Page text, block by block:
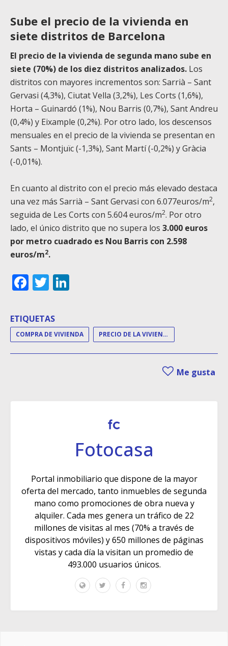
Sube el precio de la vivienda en
siete distritos de Barcelona
El precio de la vivienda de segunda mano sube en
siete (70%) de los diez distritos analizados. Los
distritos con mayores incrementos son: Sarrià – Sant
Gervasi (4,3%), Ciutat Vella (3,2%), Les Corts (1,6%),
Horta – Guinardó (1%), Nou Barris (0,7%), Sant Andreu
(0,4%) y Eixample (0,2%). Por otro lado, los descensos
mensuales en el precio de la vivienda se presentan en
Sants – Montjuïc (-1,3%), Sant Martí (-0,2%) y Gràcia
(-0,01%).
En cuanto al distrito con el precio más elevado destaca
una vez más Sarrià – Sant Gervasi con 6.077euros/m2,
seguida de Les Corts con 5.604 euros/m2. Por otro
lado, el único distrito que no supera los 3.000 euros
por metro cuadrado es Nou Barris con 2.598
euros/m2.
Facebook
Twitter
ETIQUETAS
COMPRA DE VIVIENDA PRECIO DE LA VIVIENDA
Me gusta
Fotocasa
Portal inmobiliario que dispone de la mayor
oferta del mercado, tanto inmuebles de segunda
mano como promociones de obra nueva y
alquiler. Cada mes genera un tráfico de 22
millones de visitas al mes (70% a través de
dispositivos móviles) y 650 millones de páginas
vistas y cada día la visitan un promedio de
493.000 usuarios únicos.